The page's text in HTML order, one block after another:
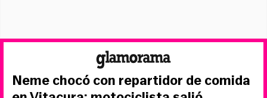
Neme chocó con repartidor de comida